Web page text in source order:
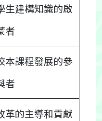
生建構知識的啟
者
本課程發展的參
者
革的主導和貢獻